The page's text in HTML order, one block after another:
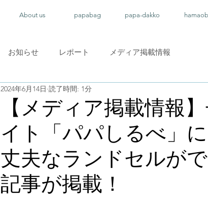
About us papabag papa-dakko
お知らせ レポート メディア掲載情報
【メディア掲載情報
イト「パパしるべ」
丈夫なランドセルが
記事が掲載！
2024年6月14日 読了時間: 1分